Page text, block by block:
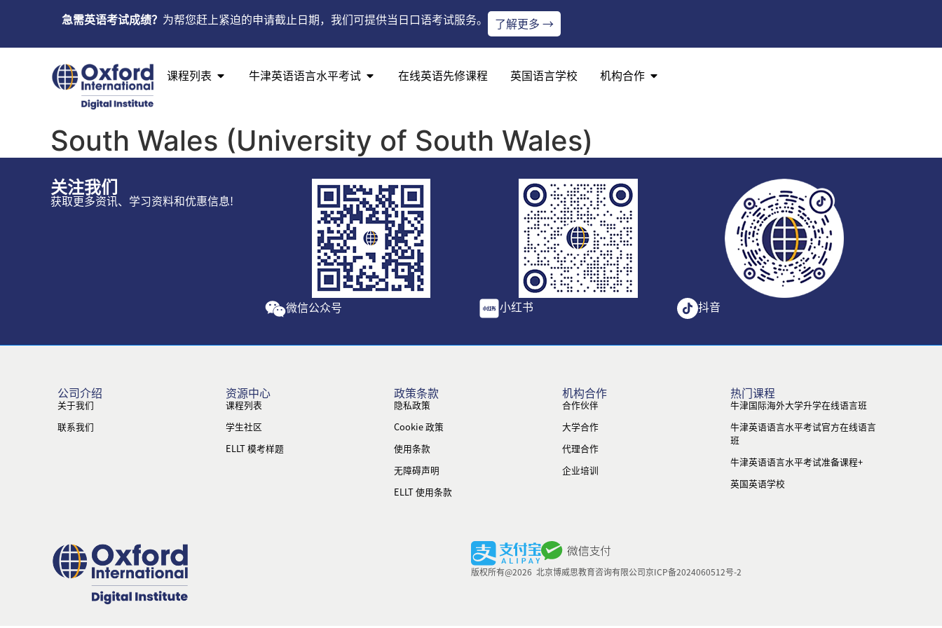
急需英语考试成绩？ 为帮您赶上紧迫的申请截止日期，我们可提供当日口语考试服务。 了解更多 →
课程列表 牛津英语语言水平考试 在线英语先修课程 英国语言学校 机构合作
South Wales (University of South Wales)
关注我们
获取更多资讯、学习资料和优惠信息!
微信公众号 小红书 抖音
公司介绍
关于我们
联系我们
资源中心
课程列表
学生社区
ELLT 模考样题
政策条款
隐私政策
Cookie 政策
使用条款
无障碍声明
ELLT 使用条款
机构合作
合作伙伴
大学合作
代理合作
企业培训
热门课程
牛津国际海外大学升学在线语言班
牛津英语语言水平考试官方在线语言
班
牛津英语语言水平考试准备课程+
英国英语学校
版权所有@2026 北京博威思教育咨询有限公司京ICP备2024060512号-2